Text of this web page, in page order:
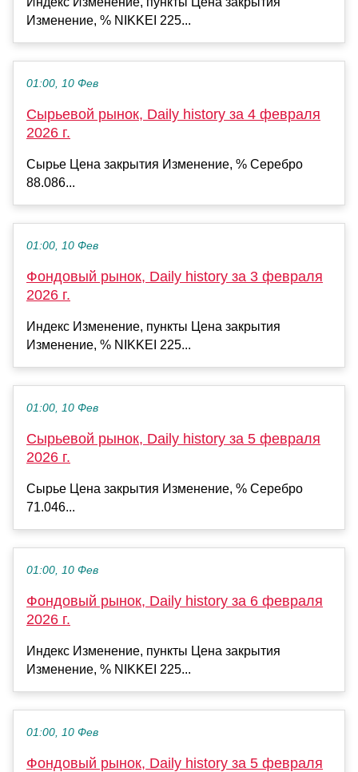
Изменение, % NIKKEI 225...
01:00, 10 Фев
Сырьевой рынок, Daily history за 4 февраля
2026 г.
Сырье Цена закрытия Изменение, % Серебро
88.086...
01:00, 10 Фев
Фондовый рынок, Daily history за 3 февраля
2026 г.
Индекс Изменение, пункты Цена закрытия
Изменение, % NIKKEI 225...
01:00, 10 Фев
Сырьевой рынок, Daily history за 5 февраля
2026 г.
Сырье Цена закрытия Изменение, % Серебро
71.046...
01:00, 10 Фев
Фондовый рынок, Daily history за 6 февраля
2026 г.
Индекс Изменение, пункты Цена закрытия
Изменение, % NIKKEI 225...
01:00, 10 Фев
Фондовый рынок, Daily history за 5 февраля